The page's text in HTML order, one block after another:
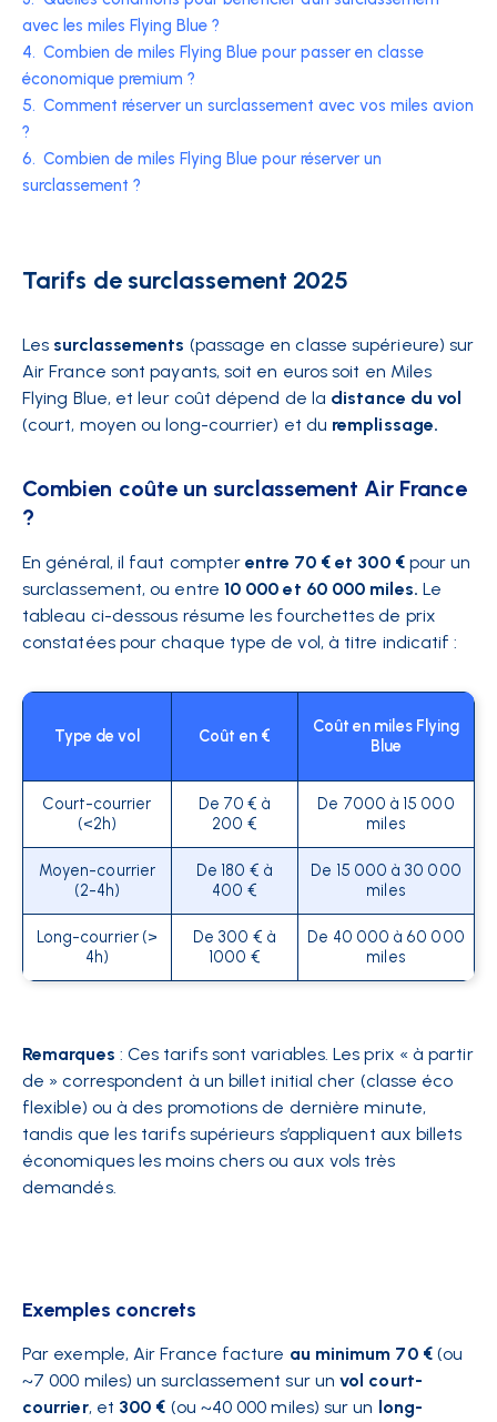
avec les miles Flying Blue ?
4. Combien de miles Flying Blue pour passer en classe
économique premium ?
5. Comment réserver un surclassement avec vos miles avion
?
6. Combien de miles Flying Blue pour réserver un
surclassement ?
Tarifs de surclassement 2025
Les surclassements (passage en classe supérieure) sur
Air France sont payants, soit en euros soit en Miles
Flying Blue, et leur coût dépend de la distance du vol
(court, moyen ou long-courrier) et du remplissage.
Combien coûte un surclassement Air France
?
En général, il faut compterentre 70 € et 300 €pour un
surclassement, ou entre 10 000 et 60 000 miles​. Le
tableau ci-dessous résume les fourchettes de prix
constatées pour chaque type de vol, à titre indicatif :
Type de vol Coût en €
Coût en miles Flying
Blue
Court-courrier
(<2h)
De 70 € à
200 €
De 7000 à 15 000
miles
Moyen-courrier
(2-4h)
De 180 € à
400 €
De 15 000 à 30 000
miles
Long-courrier (>
4h)
De 300 € à
1000 €
De 40 000 à 60 000
miles
Remarques : Ces tarifs sont variables. Les prix « à partir
de » correspondent à un billet initial cher (classe éco
flexible) ou à des promotions de dernière minute,
tandis que les tarifs supérieurs s’appliquent aux billets
économiques les moins chers ou aux vols très
demandés​.
Exemples concrets
Par exemple, Air France facture au minimum 70 €(ou
~7 000 miles) un surclassement sur un vol court-
courrier​, et 300 € (ou ~40 000 miles) sur un long-